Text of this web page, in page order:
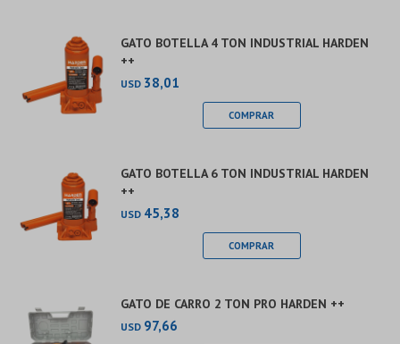
GATO BOTELLA 4 TON INDUSTRIAL HARDEN
++
USD 38,01
GATO BOTELLA 6 TON INDUSTRIAL HARDEN
++
USD 45,38
GATO DE CARRO 2 TON PRO HARDEN ++
USD 97,66